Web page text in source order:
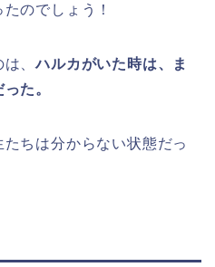
のでしょう！
は、ハルカがいた時は、ま
た。
ちは分からない状態だっ